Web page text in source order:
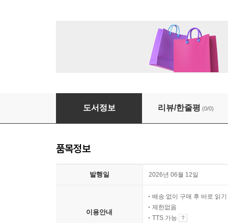
철썩철썩! 바다야, 같이 놀자~
도서정보 리뷰/한줄평 (0/0)
품목정보
발행일 2026년 06월 12일
이용안내
배송 없이 구매 후 바로 읽기
제한없음
TTS 가능